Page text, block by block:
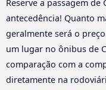
Reserve a passagem
antecedência! Quanto
geralmente será o
um lugar no ônibus de
comparação com a
diretamente na